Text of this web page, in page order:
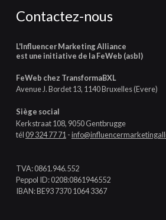
Contactez-nous
L'Influencer Marketing Alliance
est une initiative de la FeWeb (asbl)
FeWeb chez TransformaBXL
Avenue J. Bordet 13, 1140 Bruxelles (Evere)
Siège social
Kerkstraat 108, 9050 Gentbrugge
tél09 324 77 71 -
TVA: 0861.946.552
Peppol ID: 0208:0861946552
IBAN: BE93 7370 1064 3367